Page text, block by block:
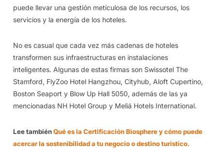
puede llevar una gestión meticulosa de los recursos, los
servicios y la energía de los hoteles.
No es casual que cada vez más cadenas de hoteles
transformen sus infraestructuras en instalaciones
inteligentes. Algunas de estas firmas son Swissotel The
Stamford, FlyZoo Hotel Hangzhou, Cityhub, Aloft Cupertino,
Boston Seaport y Blow Up Hall 5050, además de las ya
mencionadas NH Hotel Group y Meliá Hotels International.
Lee tambiénQué es la Certificación Biosphere y cómo puede
acercar la sostenibilidad a tu negocio o destino turístico.